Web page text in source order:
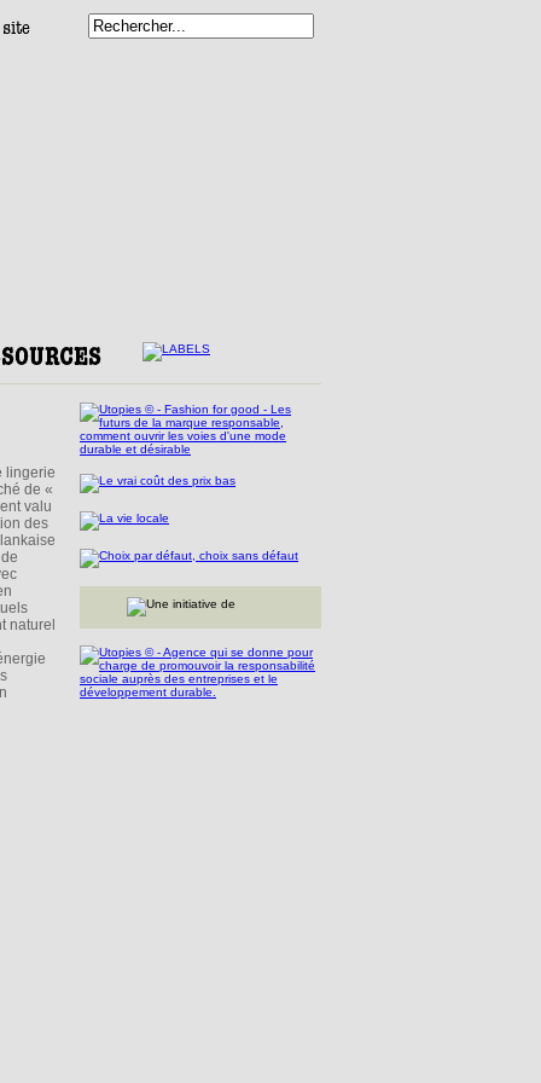
lingerie
de «
valu
des
naturel